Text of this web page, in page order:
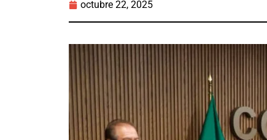
octubre 22, 2025